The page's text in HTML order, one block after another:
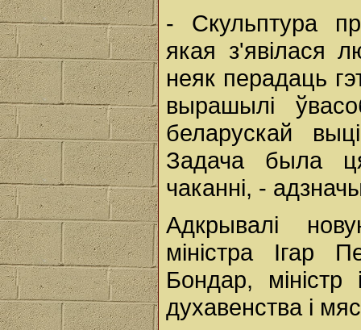
- Скульптура
якая з'явілася
неяк перадаць
вырашылі
беларускай
Задача была
чаканні, -
Адкрывалі
міністра Ігар
Бондар, міністр
духавенства і